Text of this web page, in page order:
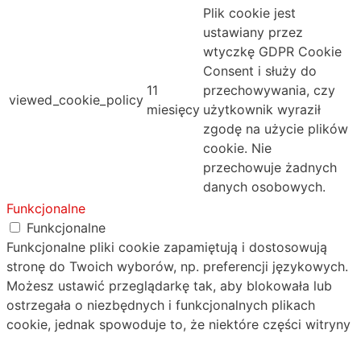
viewed_cookie_policy
11
miesięcy
Plik cookie jest
ustawiany przez
wtyczkę GDPR Cookie
Consent i służy do
przechowywania, czy
użytkownik wyraził
zgodę na użycie plików
cookie. Nie
przechowuje żadnych
danych osobowych.
Funkcjonalne
Funkcjonalne
Funkcjonalne pliki cookie zapamiętują i dostosowują
stronę do Twoich wyborów, np. preferencji językowych.
Możesz ustawić przeglądarkę tak, aby blokowała lub
ostrzegała o niezbędnych i funkcjonalnych plikach
cookie, jednak spowoduje to, że niektóre części witryny